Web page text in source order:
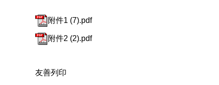
附件1 (7).pdf
附件2 (2).pdf
友善列印